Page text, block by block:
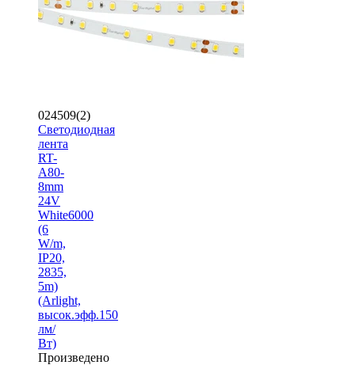
024509(2)
Светодиодная
лента
RT-
A80-
8mm
24V
White6000
(6
W/m,
IP20,
2835,
5m)
(Arlight,
высок.эфф.150
лм/
Вт)
Произведено